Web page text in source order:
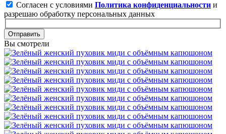
Согласен с условиями Политика конфиденциальности и
разрешаю обработку персональных данных
Отправить
Вы смотрели